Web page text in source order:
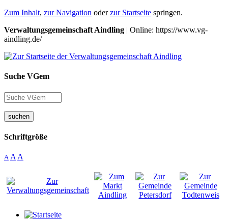
Zum Inhalt, zur Navigation oderzur Startseite springen.
Verwaltungsgemeinschaft Aindling | Online: https://www.vg-
aindling.de/
Suche VGem
suchen
Schriftgröße
A A A